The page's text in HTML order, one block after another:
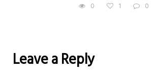
0 1 0
Leave a Reply